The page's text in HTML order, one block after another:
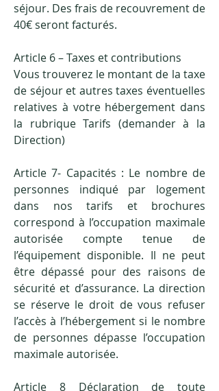
séjour. Des frais de recouvrement de
40€ seront facturés.
Article 6 – Taxes et contributions
Vous trouverez le montant de la taxe
de séjour et autres taxes éventuelles
relatives à votre hébergement dans
la rubrique Tarifs (demander à la
Direction)
Article 7- Capacités : Le nombre de
personnes indiqué par logement
dans nos tarifs et brochures
correspond à l’occupation maximale
autorisée compte tenue de
l’équipement disponible. Il ne peut
être dépassé pour des raisons de
sécurité et d’assurance. La direction
se réserve le droit de vous refuser
l’accès à l’hébergement si le nombre
de personnes dépasse l’occupation
maximale autorisée.
Article 8 Déclaration de toute